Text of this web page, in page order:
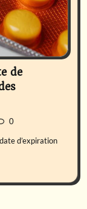
de
0
d’expiration